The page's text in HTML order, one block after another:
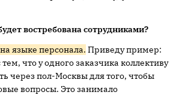
востребована сотрудниками?
языке персонала. Приведу пример:
что у одного заказчика коллективу
через пол-Москвы для того, чтобы
вопросы. Это занимало